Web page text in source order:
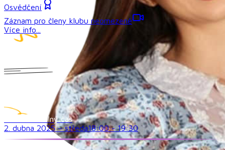
Osvědčení
Záznam pro členy klubu neomezeně
Více info...
Družina a volný čas
2. dubna 2025– středa18:00-19:30